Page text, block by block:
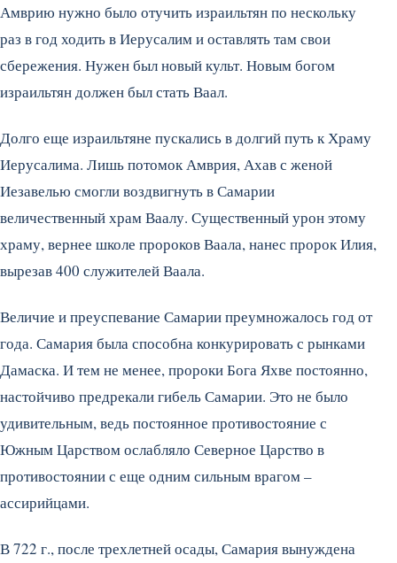
Амврию нужно было отучить израильтян по нескольку
раз в год ходить в Иерусалим и оставлять там свои
сбережения. Нужен был новый культ. Новым богом
израильтян должен был стать Ваал.
Долго еще израильтяне пускались в долгий путь к Храму
Иерусалима. Лишь потомок Амврия, Ахав с женой
Иезавелью смогли воздвигнуть в Самарии
величественный храм Ваалу. Существенный урон этому
храму, вернее школе пророков Ваала, нанес пророк Илия,
вырезав 400 служителей Ваала.
Величие и преуспевание Самарии преумножалось год от
года. Самария была способна конкурировать с рынками
Дамаска. И тем не менее, пророки Бога Яхве постоянно,
настойчиво предрекали гибель Самарии. Это не было
удивительным, ведь постоянное противостояние с
Южным Царством ослабляло Северное Царство в
противостоянии с еще одним сильным врагом –
ассирийцами.
В 722 г., после трехлетней осады, Самария вынуждена